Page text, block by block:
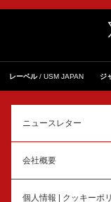
レーベル USM JAPAN ジ
ニュースレター
会社概要
個人情報 | クッキーポ